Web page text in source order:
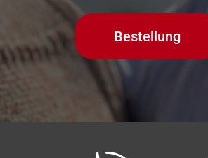
Bestellung